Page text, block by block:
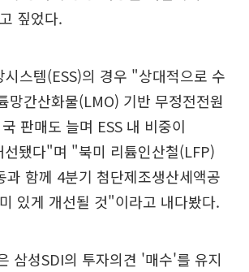
짚었다.
시스템(ESS)의 경우 "상대적으로 수
망간산화물(LMO) 기반 무정전전원
판매도 늘며 ESS 내 비중이
됐다"며 "북미 리튬인산철(LFP)
과 함께 4분기 첨단제조생산세액공
있게 개선될 것"이라고 내다봤다.
삼성SDI의 투자의견 '매수'를 유지